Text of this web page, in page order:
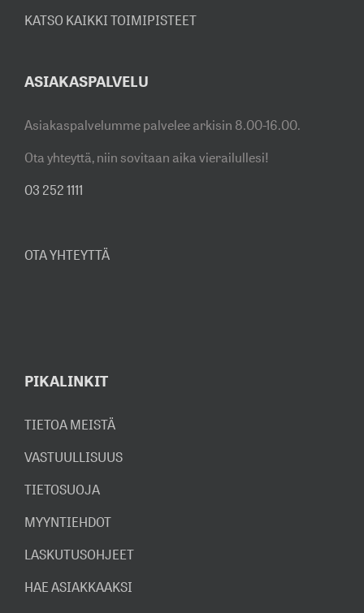
KATSO KAIKKI TOIMIPISTEET
ASIAKASPALVELU
Asiakaspalvelumme palvelee arkisin 8.00-16.00.
Ota yhteyttä, niin sovitaan aika vierailullesi!
03 252 1111
OTA YHTEYTTÄ
PIKALINKIT
TIETOA MEISTÄ
VASTUULLISUUS
TIETOSUOJA
MYYNTIEHDOT
LASKUTUSOHJEET
HAE ASIAKKAAKSI